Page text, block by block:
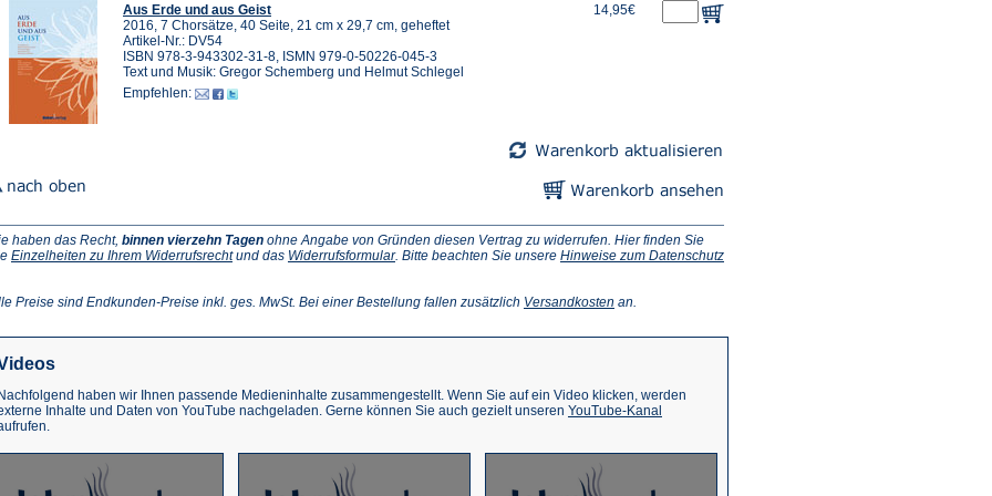
Aus Erde und aus Geist
2016, 7 Chorsätze, 40 Seite, 21 cm x 29,7 cm, geheftet
Artikel-Nr.: DV54
ISBN 978-3-943302-31-8, ISMN 979-0-50226-045-3
Text und Musik: Gregor Schemberg und Helmut Schlegel
Empfehlen:
14,95€
haben das Recht, binnen vierzehn Tagen ohne Angabe von Gründen diesen Vertrag zu widerrufen. Hier finden Sie
Einzelheiten zu Ihrem Widerrufsrecht(Öffnet
neuen
und das Widerrufsformular(Öffnet
neuen
. Bitte beachten Sie unsere Hinweise zum Datenschutz
Preise sind Endkunden-Preise inkl. ges. MwSt. Bei einer Bestellung fallen zusätzlich Versandkosten (Öffnet
an.
Nachfolgend haben wir Ihnen passende Medieninhalte zusammengestellt. Wenn Sie auf ein Video klicken, werden
Inhalte und Daten von YouTube nachgeladen. Gerne können Sie auch gezielt unseren YouTube-Kanal
neuen